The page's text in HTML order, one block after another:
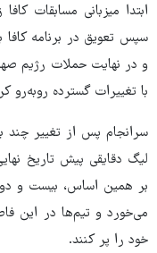
ابتدا میزبانی مسابقات
سپس تعویق در برنامه
و در نهایت حملات رژیم
با تغییرات گسترده روبه‌رو
سرانجام پس از تغییر
می‌خورد و تیم‌ها در این
خود را پر کنند.